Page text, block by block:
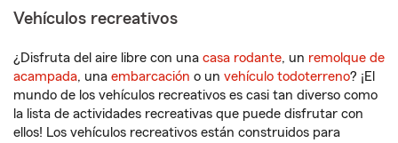
Vehículos recreativos
¿Disfruta del aire libre con una casa rodante, un remolque de
acampada, una embarcación o un vehículo todoterreno? ¡El
mundo de los vehículos recreativos es casi tan diverso como
la lista de actividades recreativas que puede disfrutar con
ellos! Los vehículos recreativos están construidos para